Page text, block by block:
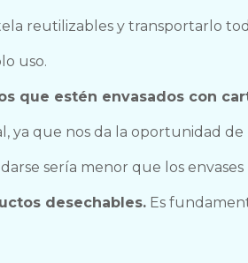
reutilizables y transportarlo
uso.
que estén envasados con
ya que nos da la oportunidad
sería menor que los envases
desechables.Es